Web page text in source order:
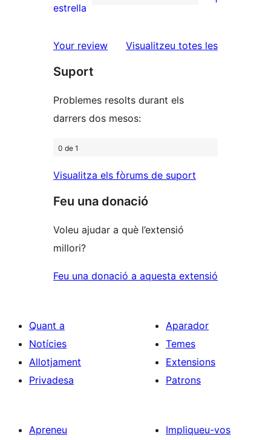
de
estrelles
1
de
estrelles
estrella
Your review Visualitzeu totes lesressenyes
Suport
Problemes resolts durant els
darrers dos mesos:
0 de 1
Visualitza els fòrums de suport
Feu una donació
Voleu ajudar a què l’extensió
millori?
Feu una donació a aquesta extensió
Quant a
Notícies
Allotjament
Privadesa
Aparador
Temes
Extensions
Patrons
Apreneu Impliqueu-vos